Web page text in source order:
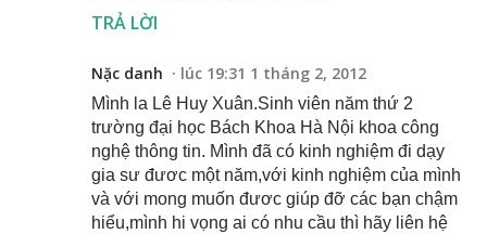
TRẢ LỜI
Nặc danh lúc 19:31 1 tháng 2, 2012
Mình la Lê Huy Xuân.Sinh viên năm thứ 2
trường đại học Bách Khoa Hà Nội khoa công
nghệ thông tin. Mình đã có kinh nghiệm đi dạy
gia sư đươc một năm,với kinh nghiệm của mình
và với mong muốn đươc giúp đỡ các bạn chậm
hiểu,mình hi vọng ai có nhu cầu thì hãy liên hệ